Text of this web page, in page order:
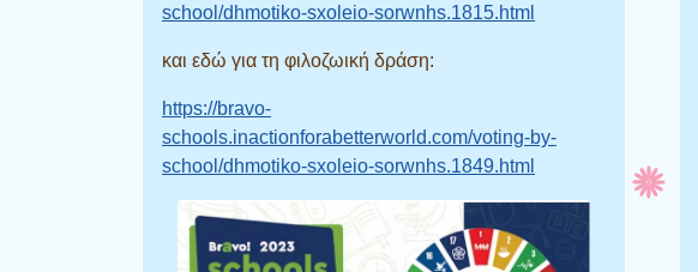
school/dhmotiko-sxoleio-sorwnhs.1815.html
και εδώ για τη φιλοζωική δράση:
https://bravo-
schools.inactionforabetterworld.com/voting-by-
school/dhmotiko-sxoleio-sorwnhs.1849.html